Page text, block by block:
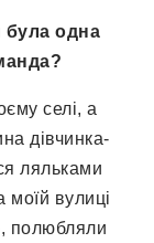
була одна
селі, а
дівчинка-
ляльками
моїй вулиці
полюбляли